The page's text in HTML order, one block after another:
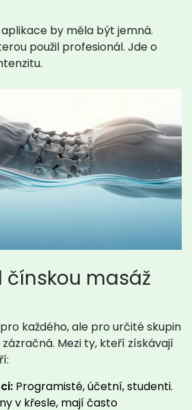
by měla být jemná.
použil profesionál. Jde o
čínskou masáž
každého, ale pro určité skupin
Mezi ty, kteří získávají
Programisté, účetní, studenti.
v křesle, mají často